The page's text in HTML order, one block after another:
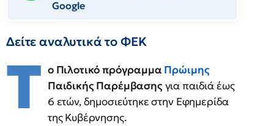
Google
Δείτε αναλυτικά το ΦΕΚ
Τ ο Πιλοτικό πρόγραμμα Πρώιμης
Παιδικής Παρέμβασηςγια παιδιά έως
6 ετών, δημοσιεύτηκε στην Εφημερίδα
της Κυβέρνησης.